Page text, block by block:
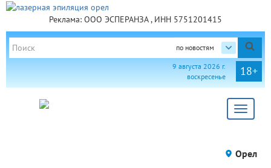
Реклама: ООО ЭСПЕРАНЗА , ИНН 5751201415
по новостям
18+
9 августа 2026 г.
воскресенье
Toggle
Орел